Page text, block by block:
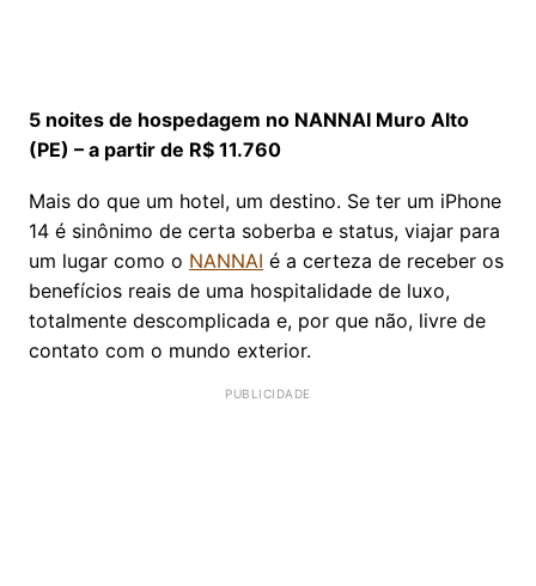
5 noites de hospedagem no NANNAI Muro Alto
(PE) – a partir de R$ 11.760
Mais do que um hotel, um destino. Se ter um iPhone
14 é sinônimo de certa soberba e status, viajar para
um lugar como o NANNAI é a certeza de receber os
benefícios reais de uma hospitalidade de luxo,
totalmente descomplicada e, por que não, livre de
contato com o mundo exterior.